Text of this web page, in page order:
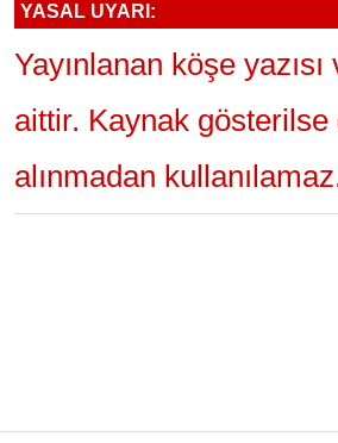
YASAL UYARI:
Yayınlanan köşe
aittir. Kaynak gösterilse
alınmadan